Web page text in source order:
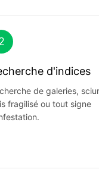
d'indices
de galeries,
fragilisé ou tout signe